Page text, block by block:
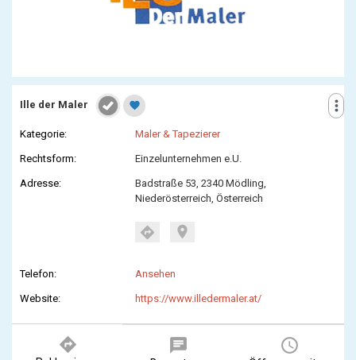
more_vert
Ille der Maler favorite
Kategorie: Maler & Tapezierer
Rechtsform: Einzelunternehmen e.U.
Adresse:
Badstraße 53, 2340 Mödling,
Niederösterreich, Österreich
directions location_on
Telefon: Ansehen
Website: https://www.illedermaler.at/
directions chat query_builder